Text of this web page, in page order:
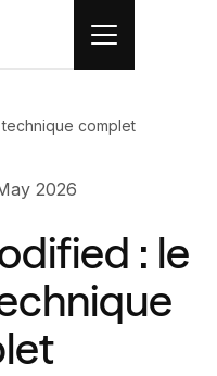
complet
2026
: le